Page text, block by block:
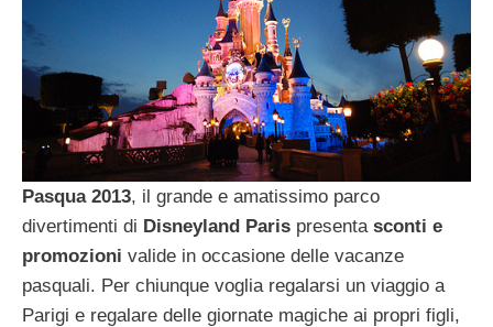
Pasqua 2013, il grande e amatissimo parco
divertimenti di Disneyland Paris presenta sconti e
promozioni valide in occasione delle vacanze
pasquali. Per chiunque voglia regalarsi un viaggio a
Parigi e regalare delle giornate magiche ai propri figli,